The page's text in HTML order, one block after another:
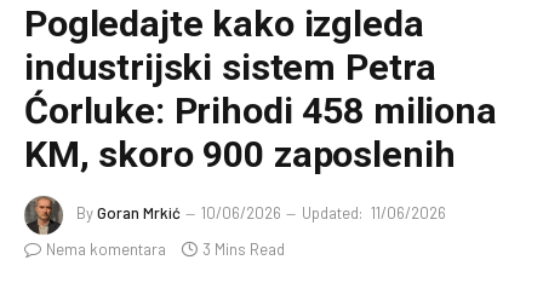
Pogledajte kako izgleda
industrijski sistem Petra
Ćorluke: Prihodi 458 miliona
KM, skoro 900 zaposlenih
ByGoran Mrkić 10/06/2026 Updated: 11/06/2026
Nema komentara
3 Mins Read